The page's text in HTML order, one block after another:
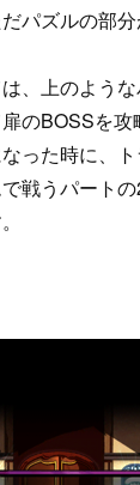
パズルの部分
、上のよう
のBOSSを
った時に、
戦うパート